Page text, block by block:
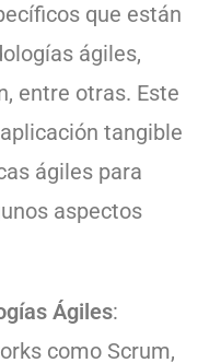
que están
ágiles,
entre otras. Este
tangible
ágiles para
aspectos
Ágiles:
como Scrum,